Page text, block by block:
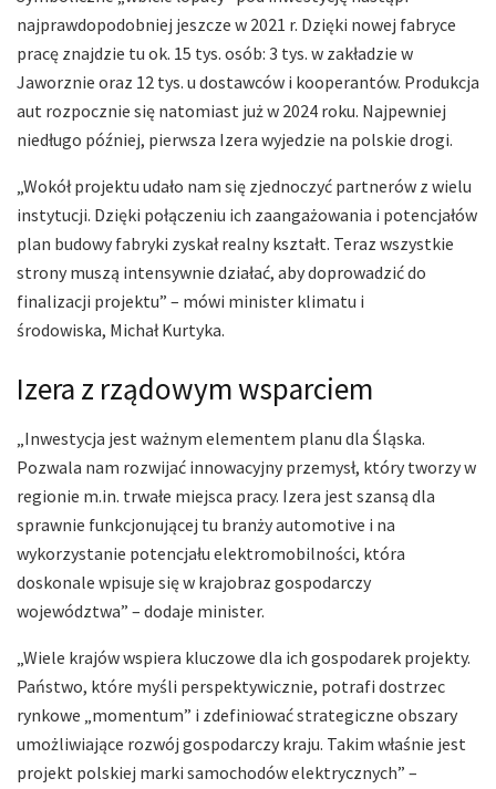
najprawdopodobniej jeszcze w 2021 r. Dzięki nowej fabryce
pracę znajdzie tu ok. 15 tys. osób: 3 tys. w zakładzie w
Jaworznie oraz 12 tys. u dostawców i kooperantów. Produkcja
aut rozpocznie się natomiast już w 2024 roku. Najpewniej
niedługo później, pierwsza Izera wyjedzie na polskie drogi.
„Wokół projektu udało nam się zjednoczyć partnerów z wielu
instytucji. Dzięki połączeniu ich zaangażowania i potencjałów
plan budowy fabryki zyskał realny kształt. Teraz wszystkie
strony muszą intensywnie działać, aby doprowadzić do
finalizacji projektu” – mówi minister klimatu i
środowiska, Michał Kurtyka.
Izera z rządowym wsparciem
„Inwestycja jest ważnym elementem planu dla Śląska.
Pozwala nam rozwijać innowacyjny przemysł, który tworzy w
regionie m.in. trwałe miejsca pracy. Izera jest szansą dla
sprawnie funkcjonującej tu branży automotive i na
wykorzystanie potencjału elektromobilności, która
doskonale wpisuje się w krajobraz gospodarczy
województwa” – dodaje minister.
„Wiele krajów wspiera kluczowe dla ich gospodarek projekty.
Państwo, które myśli perspektywicznie, potrafi dostrzec
rynkowe „momentum” i zdefiniować strategiczne obszary
umożliwiające rozwój gospodarczy kraju. Takim właśnie jest
projekt polskiej marki samochodów elektrycznych” –